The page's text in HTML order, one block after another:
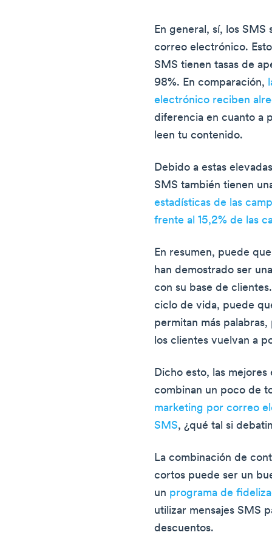
En general, sí, los
correo electrónico.
SMS tienen tasas de
98%. En comparación,
electrónico reciben
diferencia en cuanto a
leen tu contenido.
Debido a estas
SMS también tienen
estadísticas de las
frente al 15,2% de las
En resumen, puede
han demostrado ser
con su base de
ciclo de vida, puede
permitan más
los clientes vuelvan a
Dicho esto, las
combinan un poco de
marketing por correo
SMS, ¿qué tal si
La combinación de
cortos puede ser un
un programa de
utilizar mensajes SMS
descuentos.